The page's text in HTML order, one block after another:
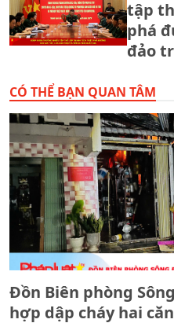
tập
phá
đảo
CÓ THỂ BẠN QUAN TÂM
Đồn Biên phòng
hợp dập cháy hai